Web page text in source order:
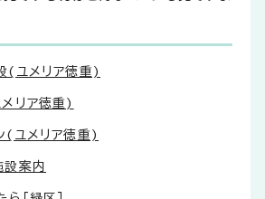
(ユメリア徳重)
リア徳重)
(ユメリア徳重)
設案内